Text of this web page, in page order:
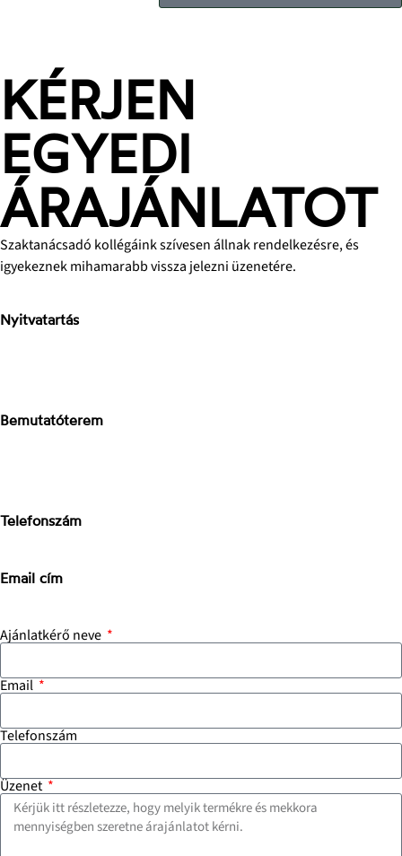
KÉRJEN
EGYEDI
ÁRAJÁNLATOT
Szaktanácsadó kollégáink szívesen állnak rendelkezésre, és
igyekeznek mihamarabb vissza jelezni üzenetére.
Nyitvatartás
Bemutatóterem
Telefonszám
Email cím
Ajánlatkérő neve
Email
Telefonszám
Üzenet